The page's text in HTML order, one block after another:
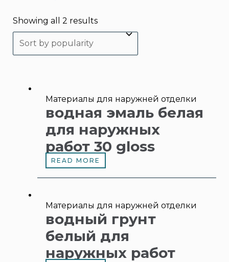
Showing all 2 results
Материалы для наружней отделки
водная эмаль белая
для наружных
работ 30 gloss
READ MORE
Материалы для наружней отделки
водный грунт
белый для
наружных работ